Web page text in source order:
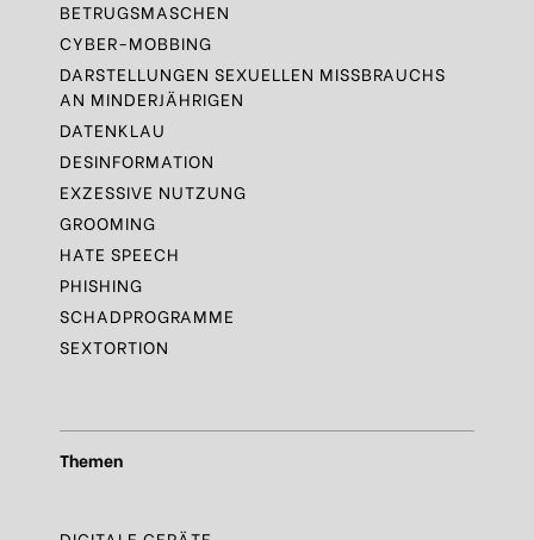
BETRUGSMASCHEN
CYBER-MOBBING
DARSTELLUNGEN SEXUELLEN MISSBRAUCHS
AN MINDERJÄHRIGEN
DATENKLAU
DESINFORMATION
EXZESSIVE NUTZUNG
GROOMING
HATE SPEECH
PHISHING
SCHADPROGRAMME
SEXTORTION
Themen